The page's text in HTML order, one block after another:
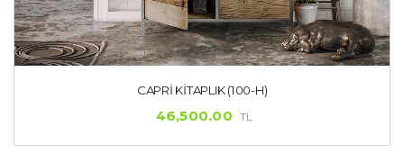
CAPRI KITAPLIK (100-H)
46,500.00 TL